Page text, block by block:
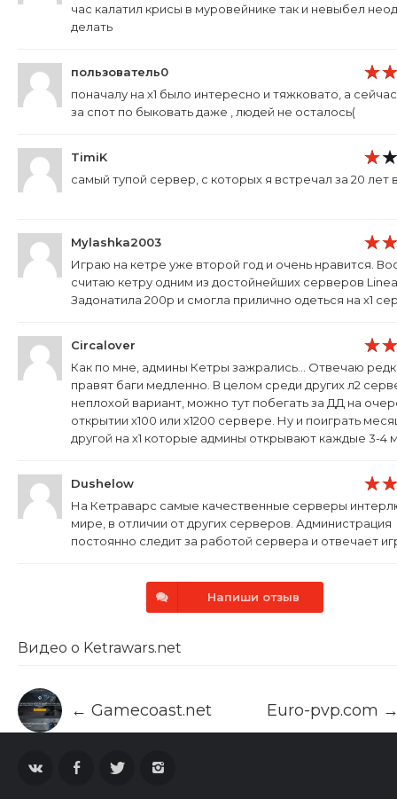
час калатил крисы в муровейнике так и невыбел
делать
пользователь0
поначалу на х1 было интересно и тяжковато, а
за спот по быковать даже , людей не осталось(
TimiK
самый тупой сервер, с которых я встречал за 20 лет
Mylashka2003
Играю на кетре уже второй год и очень нравится.
считаю кетру одним из достойнейших серверов
Задонатила 200р и смогла прилично одеться на х1
Circalover
Как по мне, админы Кетры зажрались... Отвечаю
правят баги медленно. В целом среди других л2
неплохой вариант, можно тут побегать за ДД на
открытии х100 или х1200 сервере. Ну и поиграть
другой на х1 которые админы открывают каждые 3-4
Dushelow
На Кетраварс самые качественные серверы
мире, в отличии от других серверов. Администрация
постоянно следит за работой сервера и отвечает
Напиши отзыв
Видео о Ketrawars.net
← Gamecoast.net Euro-pvp.com